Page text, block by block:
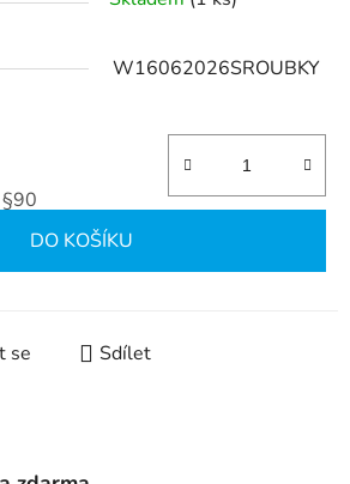
W16062026SROUBKY
DO KOŠÍKU
se Sdílet